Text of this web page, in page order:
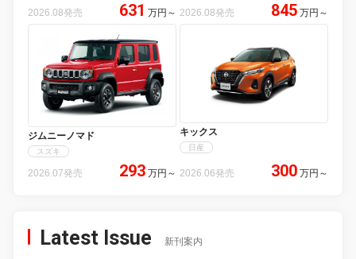
2026.08発売 631 万円 ～ 2026.08発売 845 万円 ～
ジムニーノマド
スズキ
2026.07発売 293 万円 ～
キックス
日産
2026.06発売 300 万円 ～
Latest Issue 新刊案内